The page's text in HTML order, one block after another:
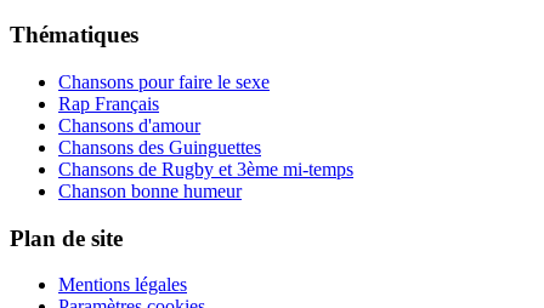
Thématiques
Chansons pour faire le sexe
Rap Français
Chansons d'amour
Chansons des Guinguettes
Chansons de Rugby et 3ème mi-temps
Chanson bonne humeur
Plan de site
Mentions légales